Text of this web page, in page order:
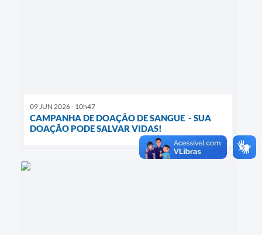
09 JUN 2026 - 10h47
CAMPANHA DE DOAÇÃO DE SANGUE - SUA
DOAÇÃO PODE SALVAR VIDAS!